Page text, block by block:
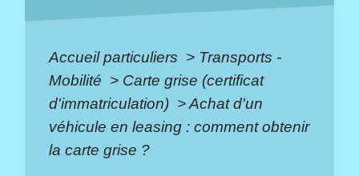
Accueil particuliers > Transports -
Mobilité > Carte grise (certificat
d'immatriculation) >Achat d'un
véhicule en leasing : comment obtenir
la carte grise ?